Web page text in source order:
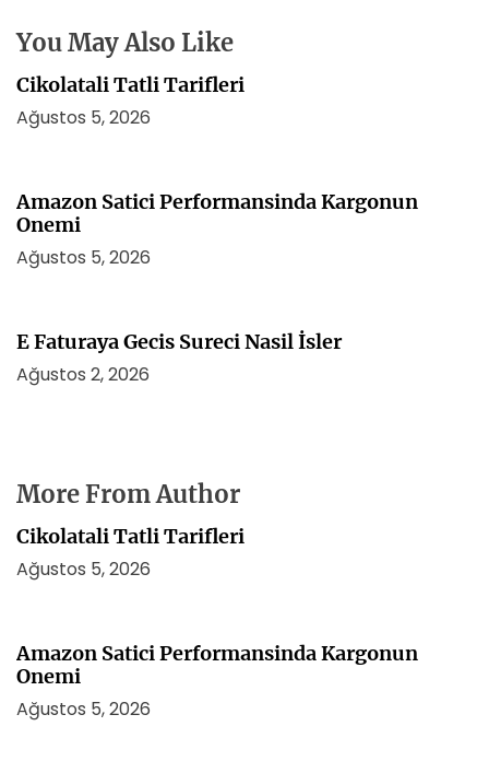
i
You May Also Like
Cikolatali Tatli Tarifleri
Ağustos 5, 2026
Amazon Satici Performansinda Kargonun
Onemi
Ağustos 5, 2026
E Faturaya Gecis Sureci Nasil İsler
Ağustos 2, 2026
More From Author
Cikolatali Tatli Tarifleri
Ağustos 5, 2026
Amazon Satici Performansinda Kargonun
Onemi
Ağustos 5, 2026